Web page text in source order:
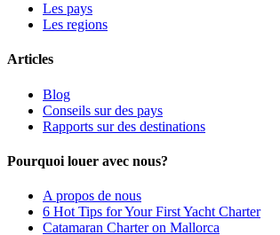
Les pays
Les regions
Articles
Blog
Conseils sur des pays
Rapports sur des destinations
Pourquoi louer avec nous?
A propos de nous
6 Hot Tips for Your First Yacht Charter
Catamaran Charter on Mallorca